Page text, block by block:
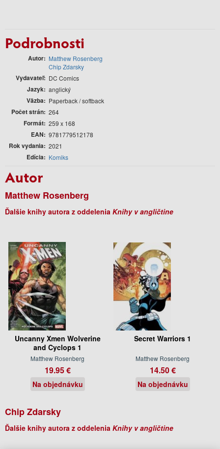
Podrobnosti
Autor
Matthew Rosenberg
Chip Zdarsky
Vydavateľ DC Comics
Jazyk anglický
Väzba Paperback / softback
Počet strán 264
Formát 259 x 168
EAN 9781779512178
Rok vydania 2021
Edícia Komiks
Autor
Matthew Rosenberg
Ďalšie knihy autora z oddelenia Knihy v angličtine
Uncanny Xmen Wolverine
and Cyclops 1
Matthew Rosenberg
19.95 €
Na objednávku
Secret Warriors 1
Matthew Rosenberg
14.50 €
Na objednávku
Chip Zdarsky
Ďalšie knihy autora z oddelenia Knihy v angličtine